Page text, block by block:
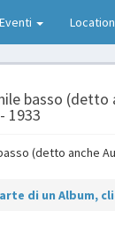
Eventi Location
basso
1933
di un Album,